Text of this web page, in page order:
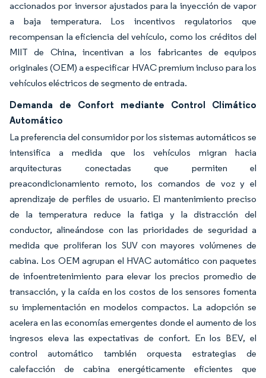
accionados por inversor ajustados para la inyección de vapor
a baja temperatura. Los incentivos regulatorios que
recompensan la eficiencia del vehículo, como los créditos del
MIIT de China, incentivan a los fabricantes de equipos
originales (OEM) a especificar HVAC premium incluso para los
vehículos eléctricos de segmento de entrada.
Demanda de Confort mediante Control Climático
Automático
La preferencia del consumidor por los sistemas automáticos se
intensifica a medida que los vehículos migran hacia
arquitecturas conectadas que permiten el
preacondicionamiento remoto, los comandos de voz y el
aprendizaje de perfiles de usuario. El mantenimiento preciso
de la temperatura reduce la fatiga y la distracción del
conductor, alineándose con las prioridades de seguridad a
medida que proliferan los SUV con mayores volúmenes de
cabina. Los OEM agrupan el HVAC automático con paquetes
de infoentretenimiento para elevar los precios promedio de
transacción, y la caída en los costos de los sensores fomenta
su implementación en modelos compactos. La adopción se
acelera en las economías emergentes donde el aumento de los
ingresos eleva las expectativas de confort. En los BEV, el
control automático también orquesta estrategias de
calefacción de cabina energéticamente eficientes que